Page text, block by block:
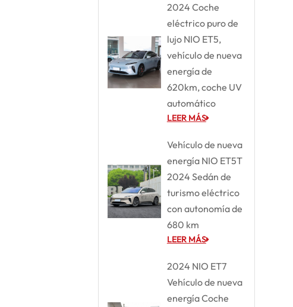
2024 Coche
eléctrico puro de
lujo NIO ET5,
vehículo de nueva
energía de
620km, coche UV
automático
LEER MÁS
Vehículo de nueva
energía NIO ET5T
2024 Sedán de
turismo eléctrico
con autonomía de
680 km
LEER MÁS
2024 NIO ET7
Vehículo de nueva
energía Coche